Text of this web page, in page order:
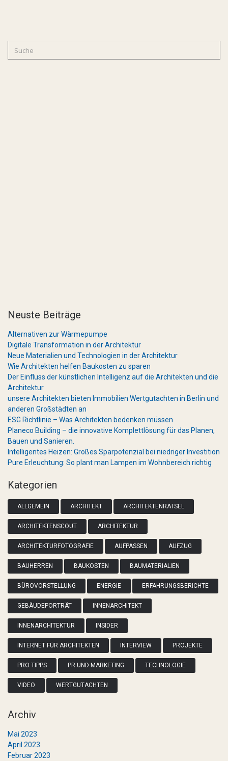
Neuste Beiträge
Alternativen zur Wärmepumpe
Digitale Transformation in der Architektur
Neue Materialien und Technologien in der Architektur
Wie Architekten helfen Baukosten zu sparen
Der Einfluss der künstlichen Intelligenz auf die Architekten und die
Architektur
unsere Architekten bieten Immobilien Wertgutachten in Berlin und
anderen Großstädten an
ESG Richtlinie – Was Architekten bedenken müssen
Planeco Building – die innovative Komplettlösung für das Planen,
Bauen und Sanieren.
Intelligentes Heizen: Großes Sparpotenzial bei niedriger Investition
Pure Erleuchtung: So plant man Lampen im Wohnbereich richtig
Kategorien
ALLGEMEIN ARCHITEKT ARCHITEKTENRÄTSEL
ARCHITEKTENSCOUT ARCHITEKTUR
ARCHITEKTURFOTOGRAFIE AUFPASSEN AUFZUG
BAUHERREN BAUKOSTEN BAUMATERIALIEN
BÜROVORSTELLUNG ENERGIE ERFAHRUNGSBERICHTE
GEBÄUDEPORTRÄT INNENARCHITEKT
INNENARCHITEKTUR INSIDER
INTERNET FÜR ARCHITEKTEN INTERVIEW PROJEKTE
PRO TIPPS PR UND MARKETING TECHNOLOGIE
VIDEO WERTGUTACHTEN
Archiv
Mai 2023
April 2023
Februar 2023